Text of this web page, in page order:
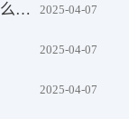
向僵尸开炮百关后百分比伤害宝石怎么选择 2025-04-07
2025-04-07
2025-04-07